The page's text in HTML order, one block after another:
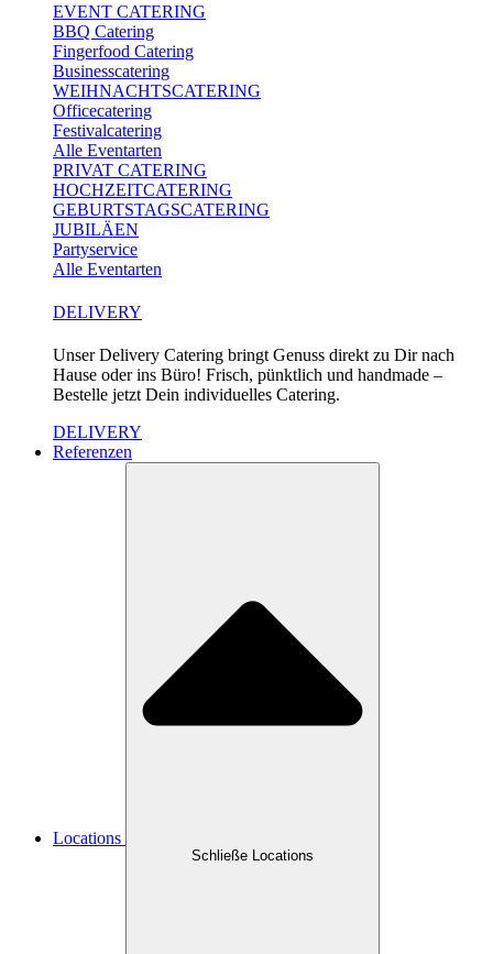
EVENT CATERING
BBQ Catering
Fingerfood Catering
Businesscatering
WEIHNACHTSCATERING
Officecatering
Festivalcatering
Alle Eventarten
PRIVAT CATERING
HOCHZEITCATERING
GEBURTSTAGSCATERING
JUBILÄEN
Partyservice
Alle Eventarten
DELIVERY
Unser Delivery Catering bringt Genuss direkt zu Dir nach
Hause oder ins Büro! Frisch, pünktlich und handmade –
Bestelle jetzt Dein individuelles Catering.
DELIVERY
Referenzen
Locations
Schließe Locations